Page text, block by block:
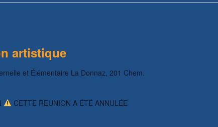
artistique
et Élémentaire La Donnaz, 201 Chem.
CETTE REUNION A ÉTÉ ANNULÉE